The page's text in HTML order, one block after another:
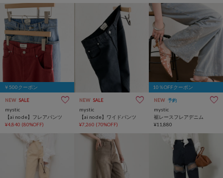
￥500クーポン
NEW SALE
mystic
【ai no de】フレアパンツ
¥4,840 (80%OFF)
NEW SALE
mystic
【ai no de】ワイドパンツ
¥7,260 (70%OFF)
10％OFFクーポン
NEW 予約
mystic
裾レースフレアデニム
¥11,880